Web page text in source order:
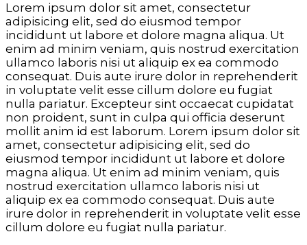
Lorem ipsum dolor sit amet, consectetur
adipisicing elit, sed do eiusmod tempor
incididunt ut labore et dolore magna aliqua. Ut
enim ad minim veniam, quis nostrud exercitation
ullamco laboris nisi ut aliquip ex ea commodo
consequat. Duis aute irure dolor in reprehenderit
in voluptate velit esse cillum dolore eu fugiat
nulla pariatur. Excepteur sint occaecat cupidatat
non proident, sunt in culpa qui officia deserunt
mollit anim id est laborum. Lorem ipsum dolor sit
amet, consectetur adipisicing elit, sed do
eiusmod tempor incididunt ut labore et dolore
magna aliqua. Ut enim ad minim veniam, quis
nostrud exercitation ullamco laboris nisi ut
aliquip ex ea commodo consequat. Duis aute
irure dolor in reprehenderit in voluptate velit esse
cillum dolore eu fugiat nulla pariatur.